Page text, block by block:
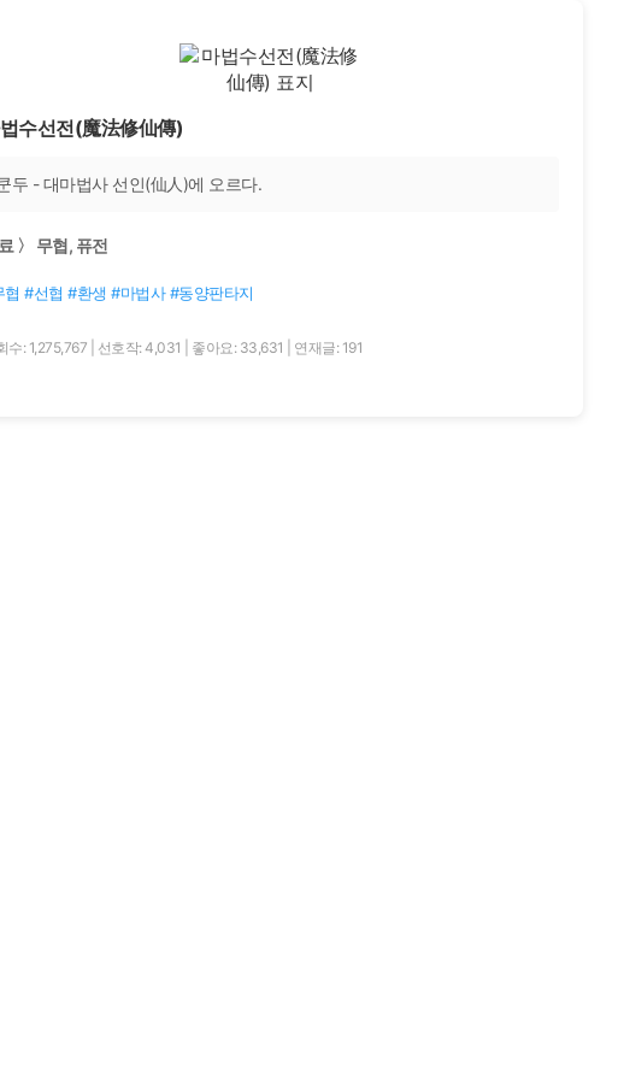
수선전(魔法修仙傳)
두 - 대마법사 선인(仙人)에 오르다.
〉 무협, 퓨전
협 #선협 #환생 #마법사 #동양판타지
수: 1,275,767 선호작: 4,031 좋아요: 33,631 연재글: 191